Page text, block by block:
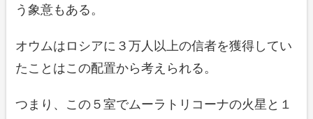
う象意もある。
オウムはロシアに３万人以上の信者を獲得してい
たことはこの配置から考えられる。
つまり、この５室でムーラトリコーナの火星と１